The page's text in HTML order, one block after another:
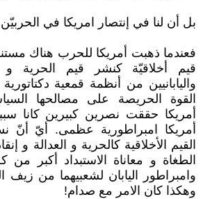
بل أن لنا في إنتصار امريكا في الحربيّن
فعندما ذهبت أمريكا للحرب هناك
قيم أخلاقيّة كنشر قيم الحرية و
واليابانيين من أنظمة قمعية
القوة الحريصة على مصالحها
أمريكا حققت نصرين كبيرين كانا
أمريكا امبراطورية عظمى. أيّ أنّ
القيم الأخلاقية كالحرية و العدالة و
الطغاة و معاناة الاستبداد أكبر من
وامبراطور اليابان لشعبيهما من زيف
وهكذا كان الامر مع صدام!